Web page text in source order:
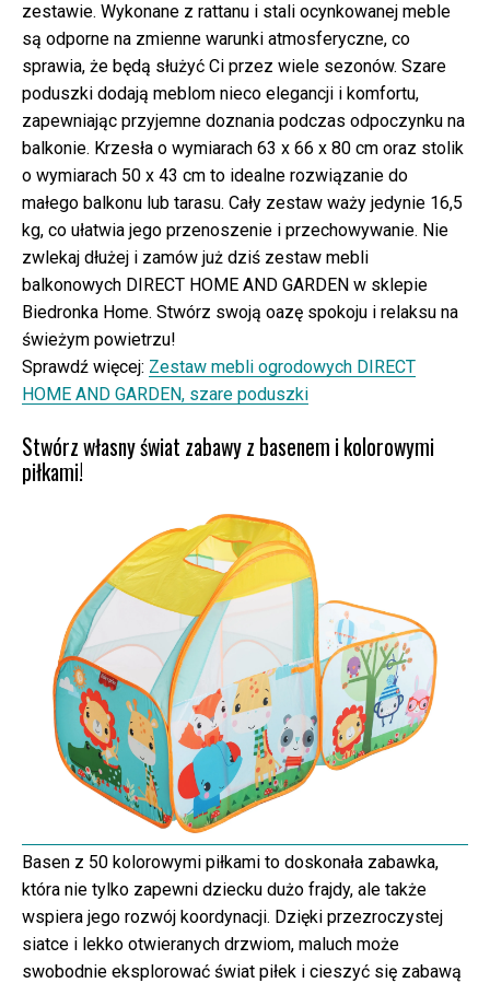
zestawie. Wykonane z rattanu i stali ocynkowanej meble
są odporne na zmienne warunki atmosferyczne, co
sprawia, że będą służyć Ci przez wiele sezonów. Szare
poduszki dodają meblom nieco elegancji i komfortu,
zapewniając przyjemne doznania podczas odpoczynku na
balkonie. Krzesła o wymiarach 63 x 66 x 80 cm oraz stolik
o wymiarach 50 x 43 cm to idealne rozwiązanie do
małego balkonu lub tarasu. Cały zestaw waży jedynie 16,5
kg, co ułatwia jego przenoszenie i przechowywanie. Nie
zwlekaj dłużej i zamów już dziś zestaw mebli
balkonowych DIRECT HOME AND GARDEN w sklepie
Biedronka Home. Stwórz swoją oazę spokoju i relaksu na
świeżym powietrzu!
Sprawdź więcej: Zestaw mebli ogrodowych DIRECT
HOME AND GARDEN, szare poduszki
Stwórz własny świat zabawy z basenem i kolorowymi
piłkami!
Basen z 50 kolorowymi piłkami to doskonała zabawka,
która nie tylko zapewni dziecku dużo frajdy, ale także
wspiera jego rozwój koordynacji. Dzięki przezroczystej
siatce i lekko otwieranych drzwiom, maluch może
swobodnie eksplorować świat piłek i cieszyć się zabawą